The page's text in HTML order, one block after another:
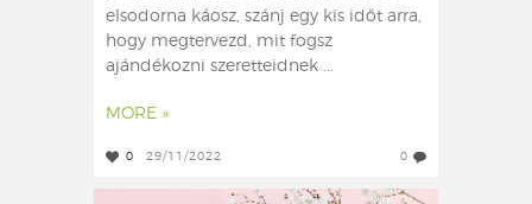
elsodorna káosz, szánj egy kis időt arra,
hogy megtervezd, mit fogsz
ajándékozni szeretteidnek ...
MORE »
0 29/11/2022 0